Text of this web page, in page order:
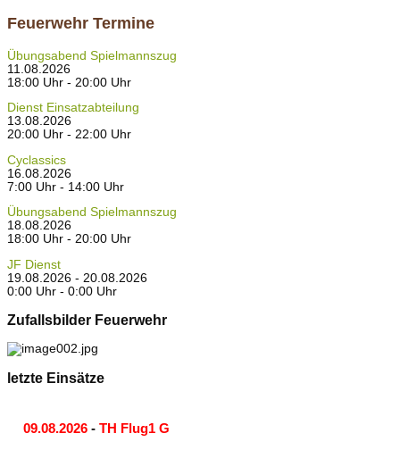
Feuerwehr Termine
Übungsabend Spielmannszug
11.08.2026
18:00 Uhr - 20:00 Uhr
Dienst Einsatzabteilung
13.08.2026
20:00 Uhr - 22:00 Uhr
Cyclassics
16.08.2026
7:00 Uhr - 14:00 Uhr
Übungsabend Spielmannszug
18.08.2026
18:00 Uhr - 20:00 Uhr
JF Dienst
19.08.2026 - 20.08.2026
0:00 Uhr - 0:00 Uhr
Zufallsbilder Feuerwehr
letzte Einsätze
09.08.2026 - TH Flug1 G